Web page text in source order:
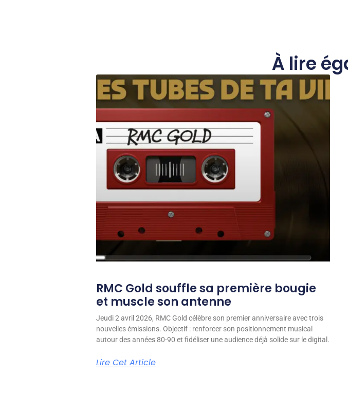
À lire
RMC Gold souffle sa première bougie
et muscle son antenne
Jeudi 2 avril 2026, RMC Gold célèbre son premier anniversaire avec trois
nouvelles émissions. Objectif : renforcer son positionnement musical
autour des années 80-90 et fidéliser une audience déjà solide sur le digital.
Lire Cet Article